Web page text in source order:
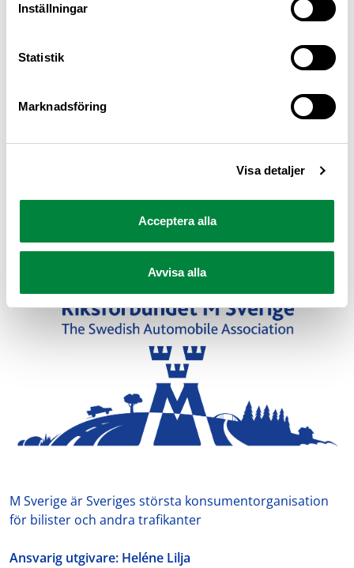
Inställningar
Statistik
Marknadsföring
Visa detaljer
Acceptera alla
Avvisa alla
Dela sidan på Facebook
Dela sidan på XDela sidan på Linkedin
M Sverige är Sveriges största konsumentorganisation
för bilister och andra trafikanter
Ansvarig utgivare: Heléne Lilja